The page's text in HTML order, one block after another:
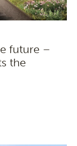
future –
the